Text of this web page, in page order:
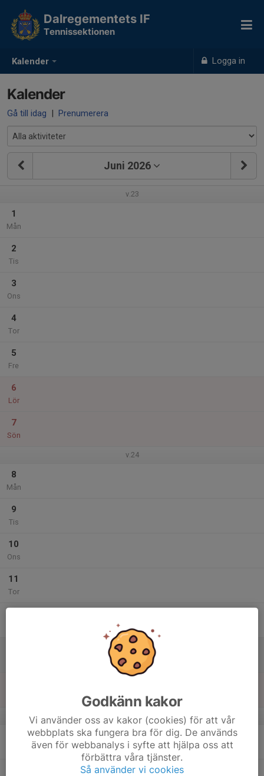
Kalender Logga in
Dalregementets IF
Tennissektionen
Kalender
Gå till idag | Prenumerera
Juni 2026
v.23
1
Mån
2
Tis
3
Ons
4
Tor
5
Fre
6
Lör
7
Sön
v.24
8
Mån
9
Tis
10
Ons
11
Tor
v.25
Godkänn kakor
Vi använder oss av kakor (cookies) för att vår
webbplats ska fungera bra för dig. De används
även för webbanalys i syfte att hjälpa oss att
förbättra våra tjänster.
Så använder vi cookies